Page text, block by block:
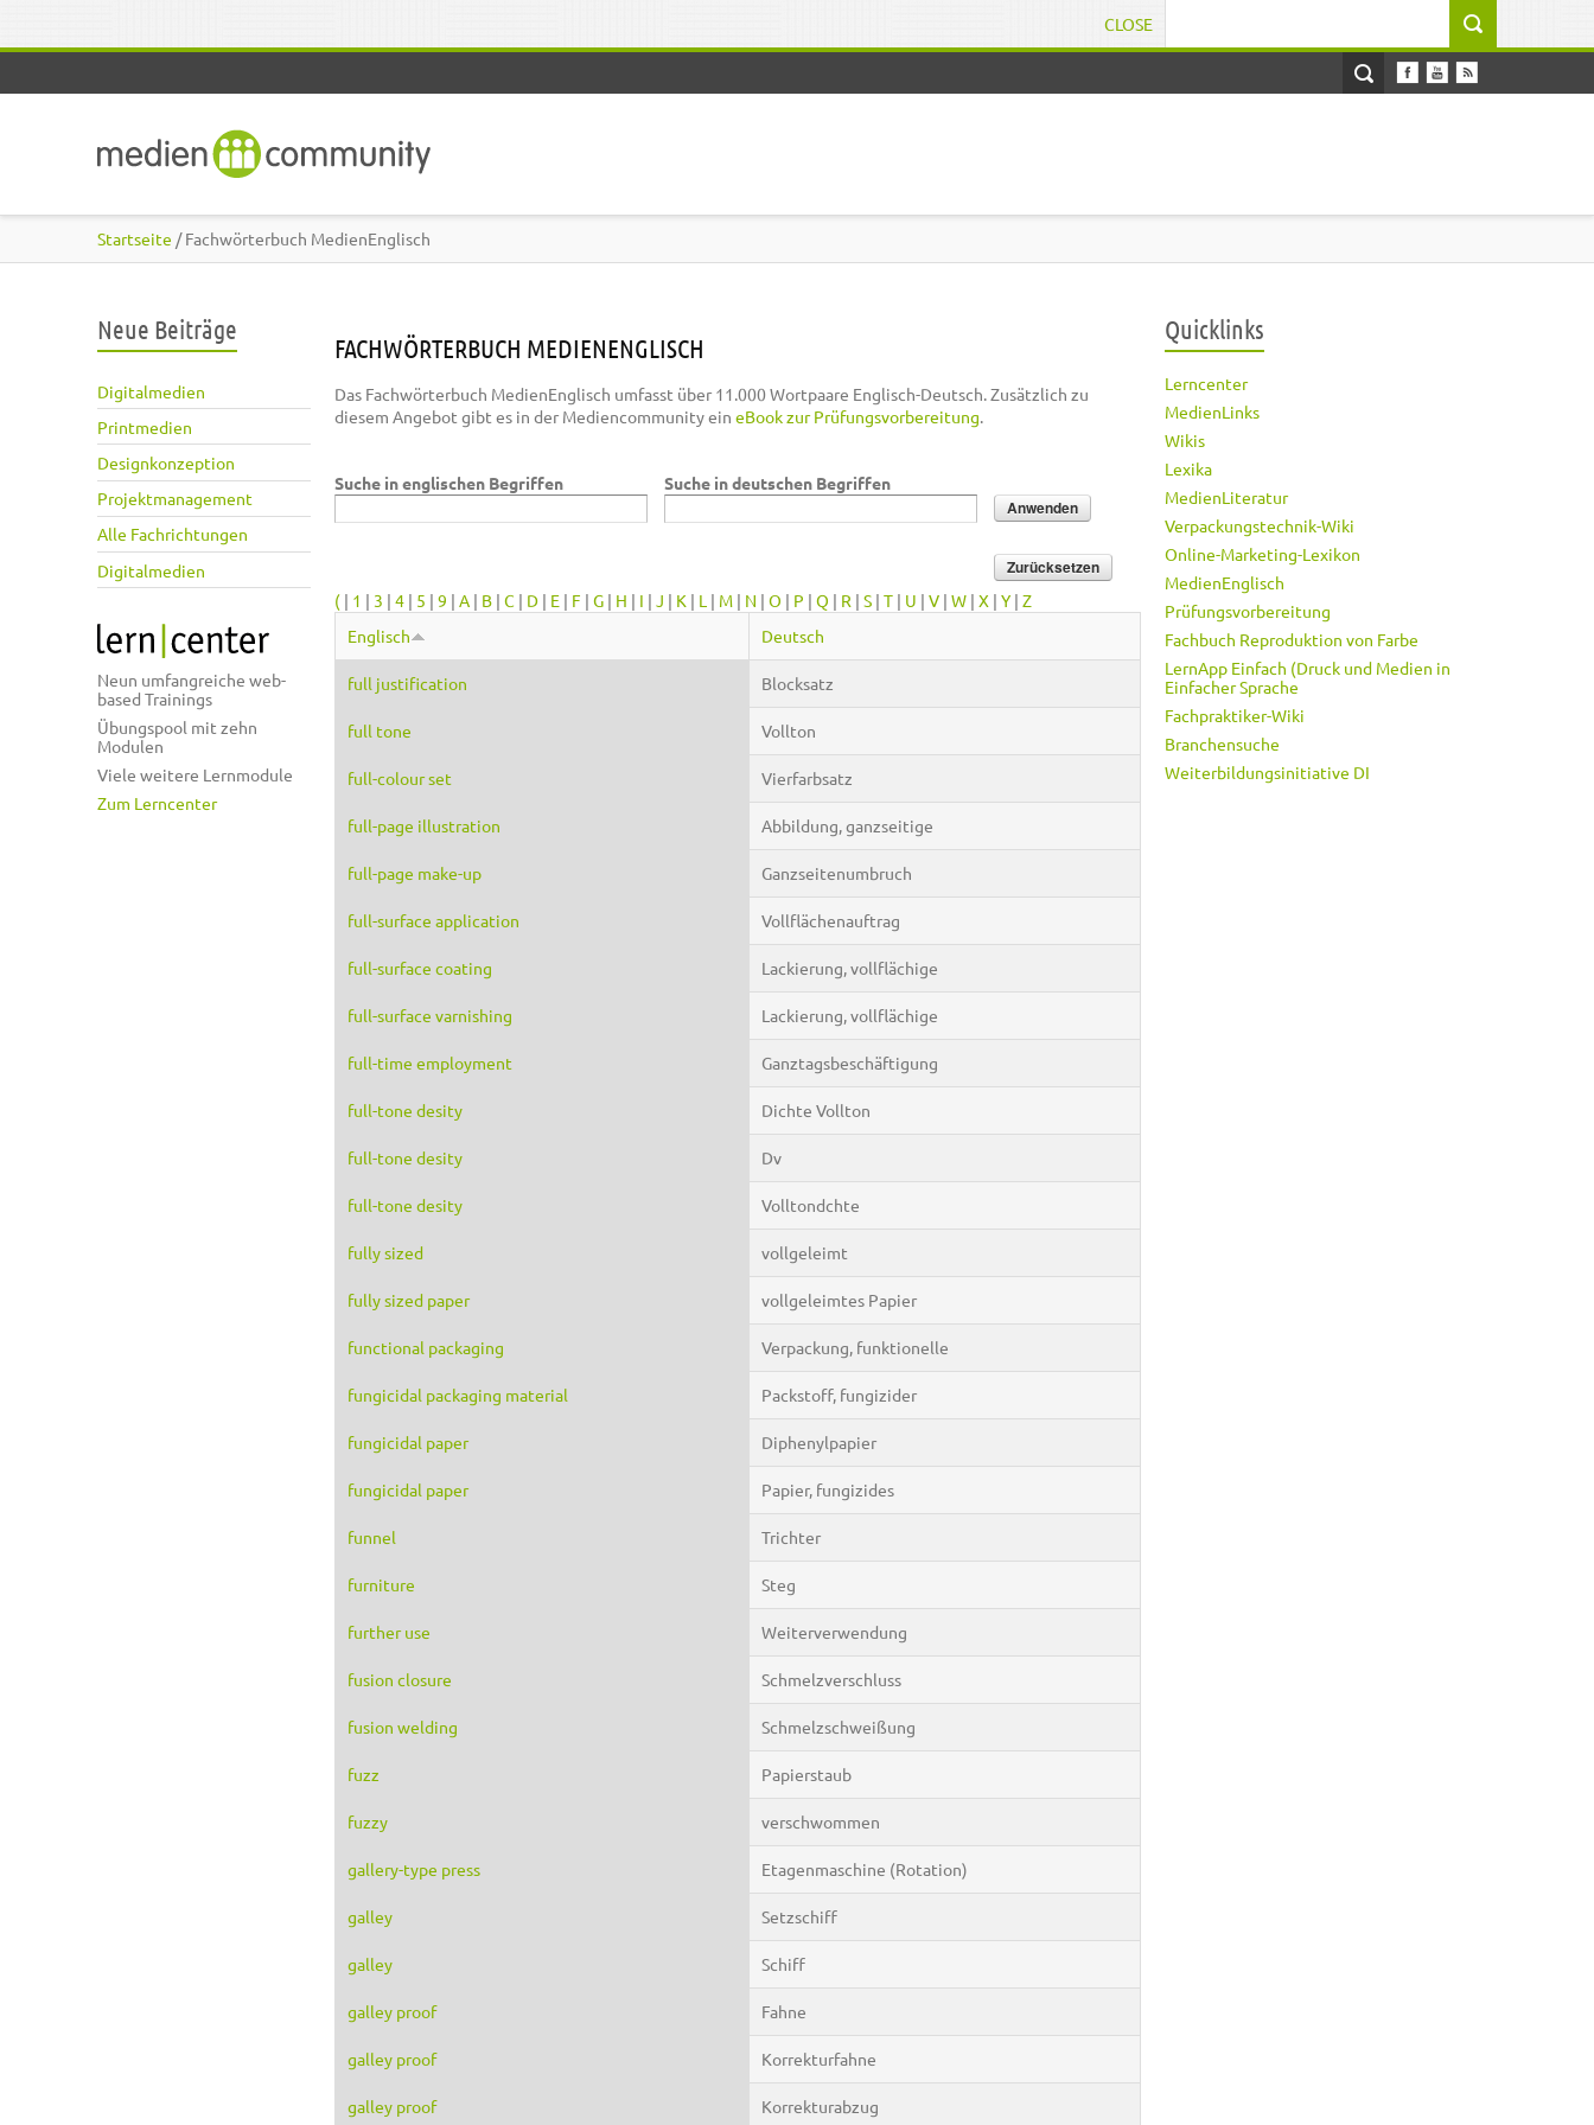
CLOSE
Startseite / Fachwörterbuch MedienEnglisch
Neue Beiträge
Digitalmedien
Printmedien
Designkonzeption
Projektmanagement
Alle Fachrichtungen
Digitalmedien
Neun umfangreiche web-
based Trainings
Übungspool mit zehn
Modulen
Viele weitere Lernmodule
Zum Lerncenter
FACHWÖRTERBUCH MEDIENENGLISCH
Das Fachwörterbuch MedienEnglisch umfasst über 11.000 Wortpaare Englisch-Deutsch. Zusätzlich zu
diesem Angebot gibt es in der Mediencommunity ein eBook zur Prüfungsvorbereitung.
Suche in englischen Begriffen Suche in deutschen Begriffen
( | 1 | 3 | 4 | 5 | 9 | A | B | C | D | E | F | G | H | I | J | K | L | M | N | O | P | Q | R | S | T | U | V | W | X | Y | Z
Englisch
Deutsch
full justification Blocksatz
full tone Vollton
full-colour set Vierfarbsatz
full-page illustration Abbildung, ganzseitige
full-page make-up Ganzseitenumbruch
full-surface application Vollflächenauftrag
full-surface coating Lackierung, vollflächige
full-surface varnishing Lackierung, vollflächige
full-time employment Ganztagsbeschäftigung
full-tone desity Dichte Vollton
full-tone desity Dv
full-tone desity Volltondchte
fully sized vollgeleimt
fully sized paper vollgeleimtes Papier
functional packaging Verpackung, funktionelle
fungicidal packaging material Packstoff, fungizider
fungicidal paper Diphenylpapier
fungicidal paper Papier, fungizides
funnel Trichter
furniture Steg
further use Weiterverwendung
fusion closure Schmelzverschluss
fusion welding Schmelzschweißung
fuzz Papierstaub
fuzzy verschwommen
gallery-type press Etagenmaschine (Rotation)
galley Setzschiff
galley Schiff
galley proof Fahne
galley proof Korrekturfahne
galley proof Korrekturabzug
Quicklinks
Lerncenter
MedienLinks
Wikis
Lexika
MedienLiteratur
Verpackungstechnik-Wiki
Online-Marketing-Lexikon
MedienEnglisch
Prüfungsvorbereitung
Fachbuch Reproduktion von Farbe
LernApp Einfach (Druck und Medien in
Einfacher Sprache
Fachpraktiker-Wiki
Branchensuche
Weiterbildungsinitiative DI